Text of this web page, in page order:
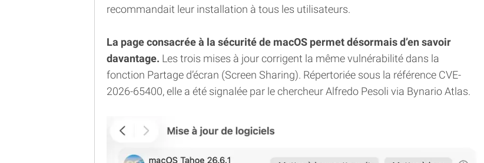
recommandait leur installation à tous les utilisateurs.
La page consacrée à la sécurité de macOS permet désormais d’en savoir
davantage. Les trois mises à jour corrigent la même vulnérabilité dans la
fonction Partage d’écran (Screen Sharing). Répertoriée sous la référence CVE-
2026-65400, elle a été signalée par le chercheur Alfredo Pesoli via Bynario Atlas.